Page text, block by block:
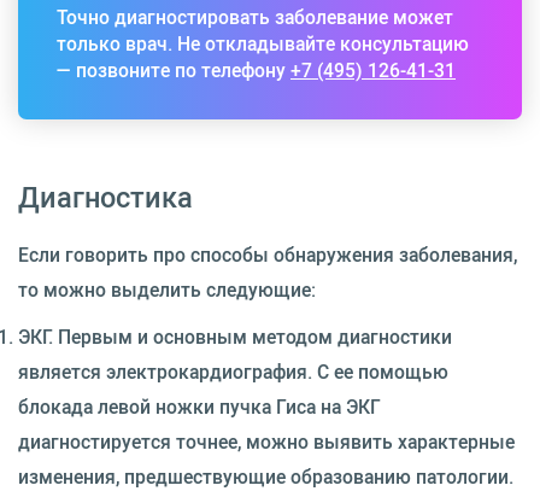
Точно диагностировать заболевание может
только врач. Не откладывайте консультацию
— позвоните по телефону+7 (495) 126-41-31
Диагностика
Если говорить про способы обнаружения заболевания,
то можно выделить следующие:
ЭКГ. Первым и основным методом диагностики
является электрокардиография. С ее помощью
блокада левой ножки пучка Гиса на ЭКГ
диагностируется точнее, можно выявить характерные
изменения, предшествующие образованию патологии.